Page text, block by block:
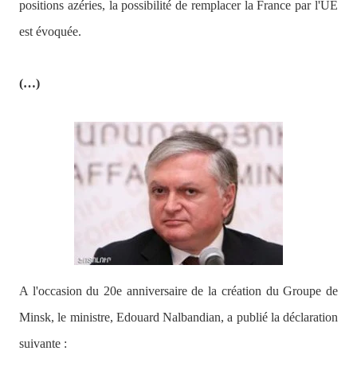
positions azéries, la possibilité de remplacer la France par l'UE
est évoquée.
(…)
A l'occasion du 20e anniversaire de la création du Groupe de
Minsk, le ministre, Edouard Nalbandian, a publié la déclaration
suivante :